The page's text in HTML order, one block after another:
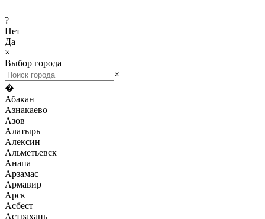
?
Нет
Да
×
Выбор города
×
�
Абакан
Азнакаево
Азов
Алатырь
Алексин
Альметьевск
Анапа
Арзамас
Армавир
Арск
Асбест
Астрахань